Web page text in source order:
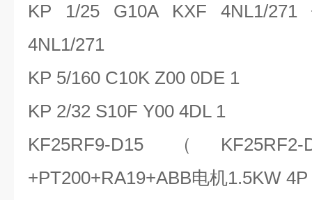
KP 1/25 G10A KXF 4NL1/271
4NL1/271
KP 5/160 C10K Z00 0DE 1
KP 2/32 S10F Y00 4DL 1
KF25RF9-D15（
+PT200+RA19+ABB电机1.5KW